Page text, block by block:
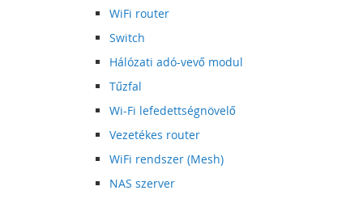
WiFi router
Switch
Hálózati adó-vevő modul
Tűzfal
Wi-Fi lefedettségnövelő
Vezetékes router
WiFi rendszer (Mesh)
NAS szerver